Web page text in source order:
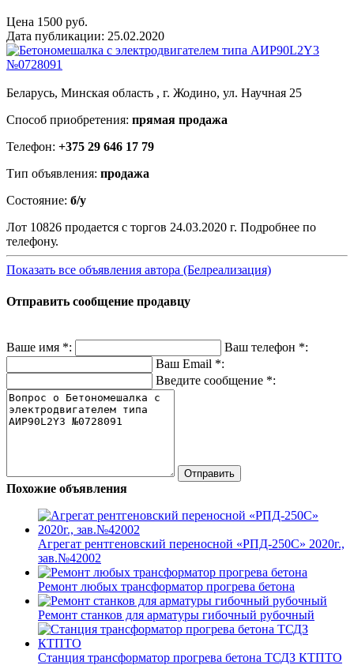
Цена 1500 руб.
Дата публикации: 25.02.2020
Беларусь, Минская область , г. Жодино, ул. Научная 25
Способ приобретения: прямая продажа
Телефон: +375 29 646 17 79
Тип объявления: продажа
Состояние: б/у
Лот 10826 продается с торгов 24.03.2020 г. Подробнее по
телефону.
Показать все объявления автора (Белреализация)
Отправить сообщение продавцу
Ваше имя *: Ваш телефон *:
Ваш Email *:
Введите сообщение *:
Похожие объявления
Агрегат рентгеновский переносной «РПД-250С» 2020г.,
зав.№42002
Ремонт любых трансформатор прогрева бетона
Ремонт станков для арматуры гибочный рубочный
Станция трансформатор прогрева бетона ТСДЗ КТПТО